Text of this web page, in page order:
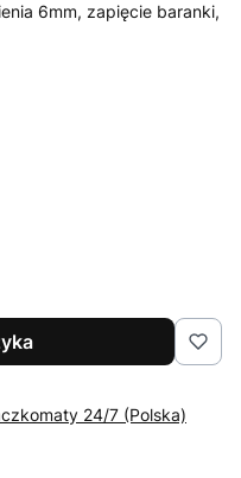
6mm, zapięcie baranki,
24/7 (Polska)